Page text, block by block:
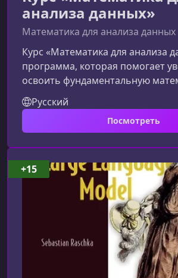
анализа данных»
Математика для анализа данных
Курс «Математика для анализа
программа, которая помогает
освоить фундаментальную
необходимую для старта или
Science и аналитике. Материал
структурировано, логично и с
реальные задачи, что делает
практичным и максимально
рабочим кейсам.Что включает
охватывает ключевые
дисциплины, без которых
эффективно работать с да
Русский
Посмотреть
+15